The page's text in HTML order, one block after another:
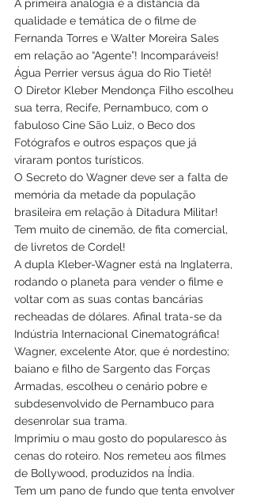
A primeira analogia é a distância da
qualidade e temática de o filme de
Fernanda Torres e Walter Moreira Sales
em relação ao “Agente”! Incomparáveis!
Água Perrier versus água do Rio Tietê!
O Diretor Kleber Mendonça Filho escolheu
sua terra, Recife, Pernambuco, com o
fabuloso Cine São Luiz, o Beco dos
Fotógrafos e outros espaços que já
viraram pontos turísticos.
O Secreto do Wagner deve ser a falta de
memória da metade da população
brasileira em relação à Ditadura Militar!
Tem muito de cinemão, de fita comercial,
de livretos de Cordel!
A dupla Kleber-Wagner está na Inglaterra,
rodando o planeta para vender o filme e
voltar com as suas contas bancárias
recheadas de dólares. Afinal trata-se da
Indústria Internacional Cinematográfica!
Wagner, excelente Ator, que é nordestino;
baiano e filho de Sargento das Forças
Armadas, escolheu o cenário pobre e
subdesenvolvido de Pernambuco para
desenrolar sua trama.
Imprimiu o mau gosto do popularesco às
cenas do roteiro. Nos remeteu aos filmes
de Bollywood, produzidos na Índia.
Tem um pano de fundo que tenta envolver